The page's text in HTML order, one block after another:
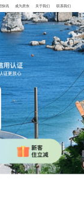
快讯 成为房东 关于我们 联系我们